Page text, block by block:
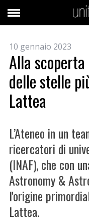
10 gennaio 2023
Alla
delle stelle
Lattea
L’Ateneo in un
ricercatori di
(INAF), che con
Astronomy &
l'origine
Lattea.